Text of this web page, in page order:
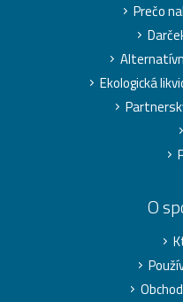
Prečo
Ekologická
O